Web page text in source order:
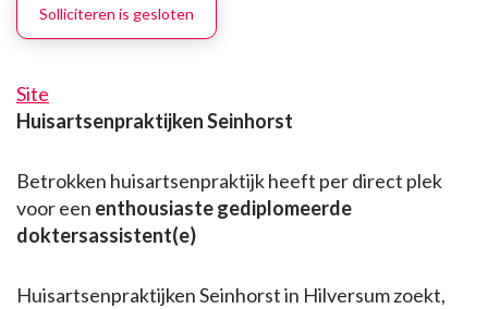
Solliciteren is gesloten
Site
Huisartsenpraktijken Seinhorst
Betrokken huisartsenpraktijk heeft per direct plek
voor een enthousiaste gediplomeerde
doktersassistent(e)
Huisartsenpraktijken Seinhorst in Hilversum zoekt,